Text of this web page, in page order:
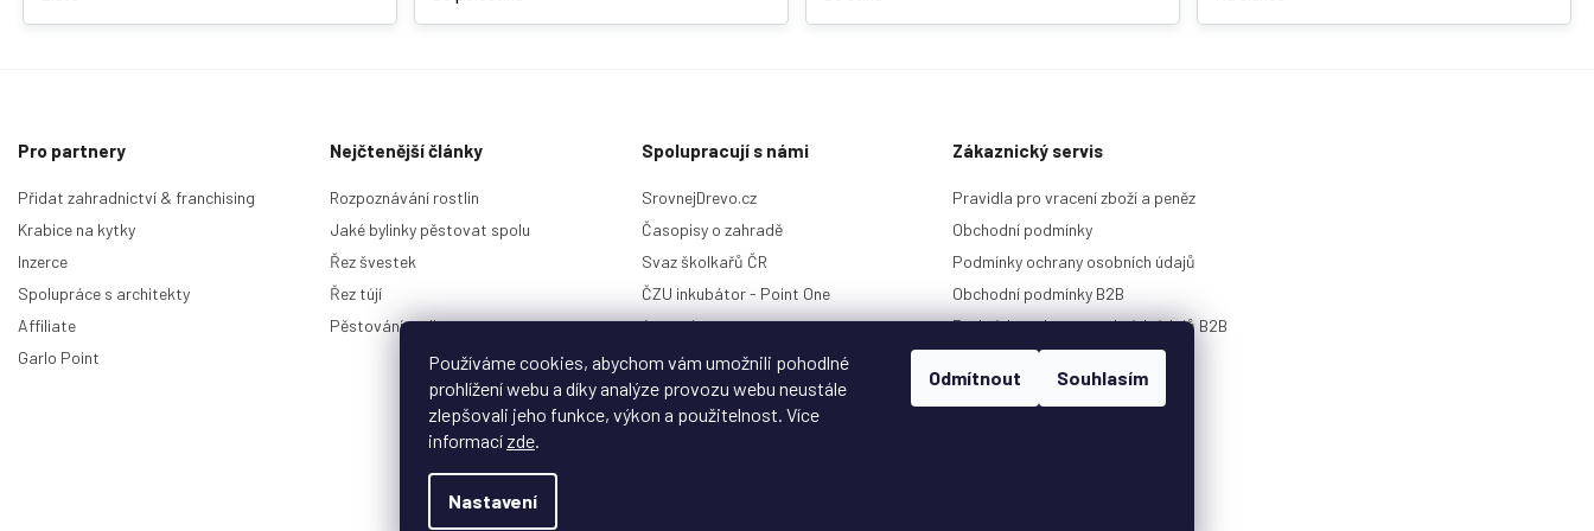
Používáme cookies, abychom vám umožnili pohodlné
prohlížení webu a díky analýze provozu webu neustále
zlepšovali jeho funkce, výkon a použitelnost. Více
informací zde.
Nastavení
Odmítnout Souhlasím
s
Pro partnery
Přidat zahradnictví & franchising
Krabice na kytky
Inzerce
Spolupráce s architekty
Affiliate
Garlo Point
Nejčtenější články
Rozpoznávání rostlin
Jaké bylinky pěstovat spolu
Řez švestek
Řez tújí
Pěstování malin
Spolupracují s námi
SrovnejDrevo.cz
Časopisy o zahradě
Svaz školkařů ČR
ČZU inkubátor - Point One
4camping.cz
Zákaznický servis
Pravidla pro vracení zboží a peněz
Obchodní podmínky
Podmínky ochrany osobních údajů
Obchodní podmínky B2B
Podmínky ochrany osobních údajů B2B
Kontakt a historie